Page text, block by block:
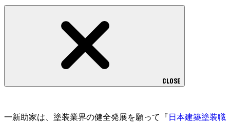
CLOSE
一新助家は、塗装業界の健全発展を願って『 日本建築塗装職